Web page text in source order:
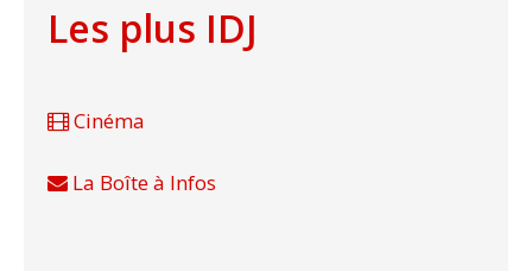
Les plus IDJ
Cinéma
La Boîte à Infos